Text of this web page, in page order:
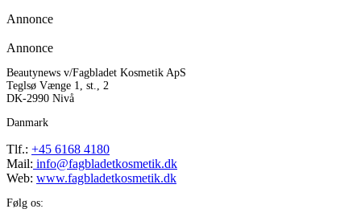
Annonce
Annonce
Beautynews v/Fagbladet Kosmetik ApS
Teglsø Vænge 1, st., 2
DK-2990 Nivå
Danmark
Tlf.: +45 6168 4180
Mail: info@fagbladetkosmetik.dk
Web: www.fagbladetkosmetik.dk
Følg os: